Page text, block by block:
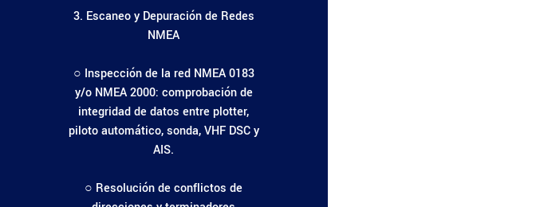
3. Escaneo y Depuración de Redes
NMEA
○ Inspección de la red NMEA 0183
y/o NMEA 2000: comprobación de
integridad de datos entre plotter,
piloto automático, sonda, VHF DSC y
AIS.
○ Resolución de conflictos de